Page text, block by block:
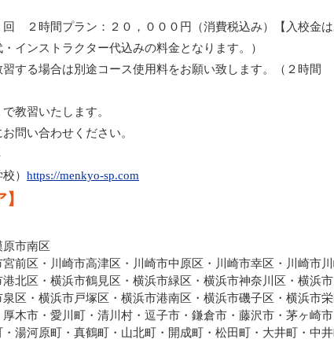
２時間プラン：２０，０００円（消費税込み）【入校金は
インストラクター代込みの料金となります。）
する場合は別途コース使用料をお願い致します。（２時間
教習いたします。
問い合わせください。
） https://menkyo-sp.com
市南区
前区・川崎市高津区・川崎市中原区・川崎市幸区・川崎市
北区・横浜市鶴見区・横浜市緑区・横浜市神奈川区・横浜
区・横浜市戸塚区・横浜市港南区・横浜市磯子区・横浜市
木市・愛川町・清川村・逗子市・鎌倉市・藤沢市・茅ヶ崎
湯河原町・真鶴町・山北町・開成町・松田町・大井町・中